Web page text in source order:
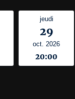
jeudi
29
oct. 2026
20:00